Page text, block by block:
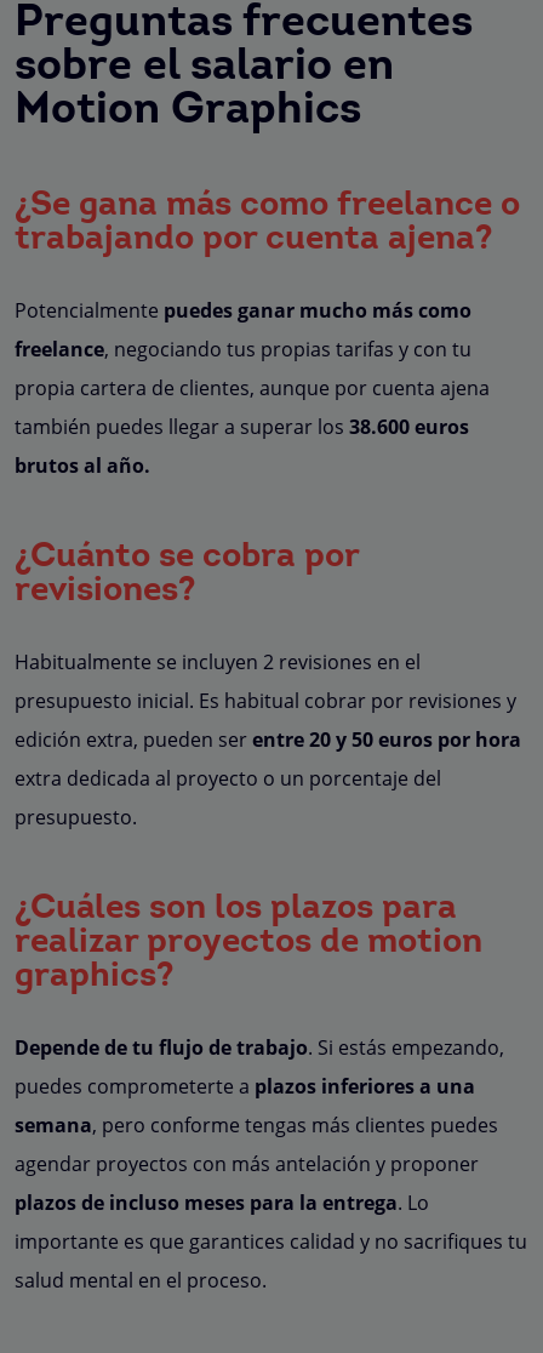
Preguntas frecuentes
sobre el salario en
Motion Graphics
¿Se gana más como freelance o
trabajando por cuenta ajena?
Potencialmente puedes ganar mucho más como
freelance, negociando tus propias tarifas y con tu
propia cartera de clientes, aunque por cuenta ajena
también puedes llegar a superar los 38.600 euros
brutos al año.
¿Cuánto se cobra por
revisiones?
Habitualmente se incluyen 2 revisiones en el
presupuesto inicial. Es habitual cobrar por revisiones y
edición extra, pueden serentre 20 y 50 euros por hora
extra dedicada al proyecto o un porcentaje del
presupuesto.
¿Cuáles son los plazos para
realizar proyectos de motion
graphics?
Depende de tu flujo de trabajo. Si estás empezando,
puedes comprometerte a plazos inferiores a una
semana, pero conforme tengas más clientes puedes
agendar proyectos con más antelación y proponer
plazos de incluso meses para la entrega. Lo
importante es que garantices calidad y no sacrifiques tu
salud mental en el proceso.